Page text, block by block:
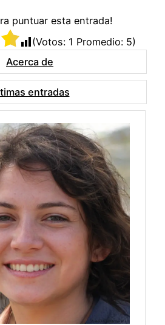
puntuar esta entrada!
(Votos: 1 Promedio: 5)
Acerca de
entradas